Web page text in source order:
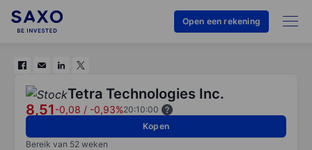
Open een rekening
Tetra Technologies Inc.
8,51-0,08 / -0,93%20:10:00
Kopen
Bereik van 52 weken